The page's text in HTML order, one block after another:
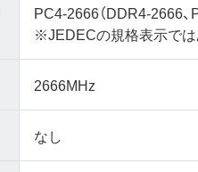
PC4-2666（DDR4-2666
※JEDECの規格表示では
2666MHz
なし